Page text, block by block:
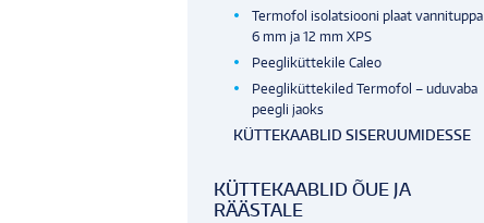
Termofol isolatsiooni plaat vannituppa
6 mm ja 12 mm XPS
Peegliküttekile Caleo
Peegliküttekiled Termofol – uduvaba
peegli jaoks
KÜTTEKAABLID SISERUUMIDESSE
KÜTTEKAABLID ÕUE JA
RÄÄSTALE